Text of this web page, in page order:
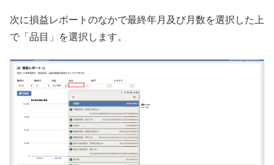
次に損益レポートのなかで最終年月及び月数を選択した上
で「品目」を選択します。